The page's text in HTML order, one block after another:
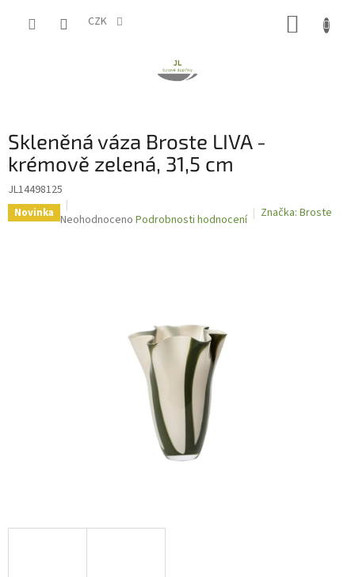
CZK
Skleněná váza Broste LIVA -
krémově zelená, 31,5 cm
JL14498125
Novinka Průměrné
Neohodnoceno Podrobnosti hodnocení Značka: Broste